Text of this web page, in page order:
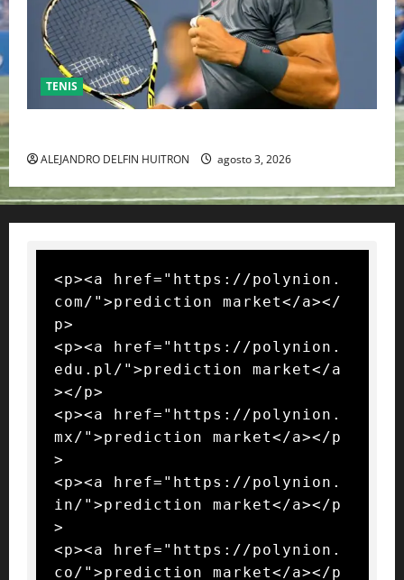
TENIS
ALEJANDRO DELFIN HUITRON agosto 3, 2026
<p><a href="https://polynion.
com/">prediction market</a></
p>
<p><a href="https://polynion.
edu.pl/">prediction market</a
></p>
<p><a href="https://polynion.
mx/">prediction market</a></p
>
<p><a href="https://polynion.
in/">prediction market</a></p
>
<p><a href="https://polynion.
co/">prediction market</a></p